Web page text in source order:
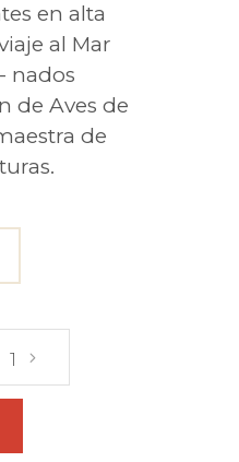
en alta
al Mar
nados
de Aves de
de